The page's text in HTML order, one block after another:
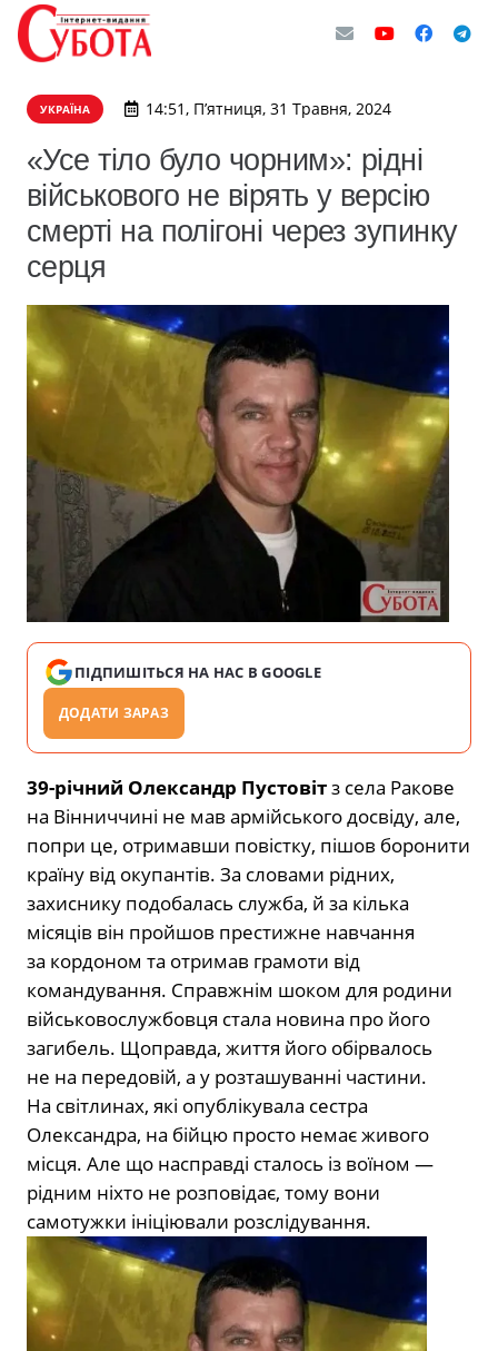
УКРАЇНА 14:51, П’ятниця, 31 Травня, 2024
«Усе тіло було чорним»: рідні
військового не вірять у версію
смерті на полігоні через зупинку
серця
ПІДПИШІТЬСЯ НА НАС В GOOGLE
ДОДАТИ ЗАРАЗ
39-річний Олександр Пустовітз села Ракове
на Вінниччині не мав армійського досвіду, але,
попри це, отримавши повістку, пішов боронити
країну від окупантів. За словами рідних,
захиснику подобалась служба, й за кілька
місяців він пройшов престижне навчання
за кордоном та отримав грамоти від
командування. Справжнім шоком для родини
військовослужбовця стала новина про його
загибель. Щоправда, життя його обірвалось
не на передовій, а у розташуванні частини.
На світлинах, які опублікувала сестра
Олександра, на бійцю просто немає живого
місця. Але що насправді сталось із воїном —
рідним ніхто не розповідає, тому вони
самотужки ініціювали розслідування.